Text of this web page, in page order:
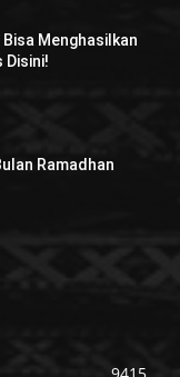
Menghasilkan
Disini!
Ramadhan
9415